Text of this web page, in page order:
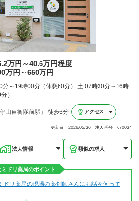
万円～40.6万円程度
万円～650万円
分～19時00分（休憩60分）,土:07時30分～16時
）
山自衛隊前駅」 徒歩3分 アクセス
更新日：2026/05/26 求人番号：670024
法人情報 類似の求人
ドリ薬局のポイント
ドリ薬局の現場の薬剤師さんにお話を伺って